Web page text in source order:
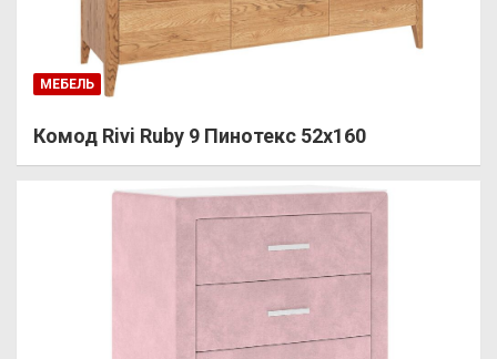
МЕБЕЛЬ
Комод Rivi Ruby 9 Пинотекс 52х160